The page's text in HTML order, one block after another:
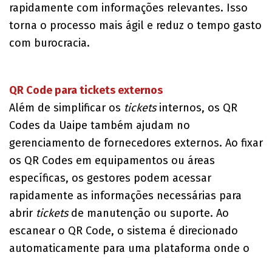
rapidamente com informações relevantes. Isso
torna o processo mais ágil e reduz o tempo gasto
com burocracia.
QR Code para tickets externos
Além de simplificar os ticketsinternos, os QR
Codes da Uaipe também ajudam no
gerenciamento de fornecedores externos. Ao fixar
os QR Codes em equipamentos ou áreas
específicas, os gestores podem acessar
rapidamente as informações necessárias para
abrir ticketsde manutenção ou suporte. Ao
escanear o QR Code, o sistema é direcionado
automaticamente para uma plataforma onde o